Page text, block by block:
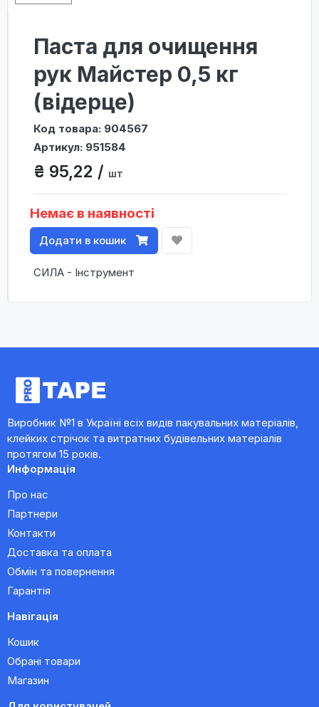
Паста для очищення
рук Майстер 0,5 кг
(відерце)
Код товара: 904567
Артикул: 951584
₴ 95,22 / шт
Немає в наявності
Додати в кошик
СИЛА - Інструмент
Виробник №1 в Україні всіх видів пакувальних матеріалів,
клейких стрічок та витратних будівельних матеріалів
протягом 15 років.
Информація
Про нас
Партнери
Контакти
Доставка та оплата
Обмін та повернення
Гарантія
Навігація
Кошик
Обрані товари
Магазин